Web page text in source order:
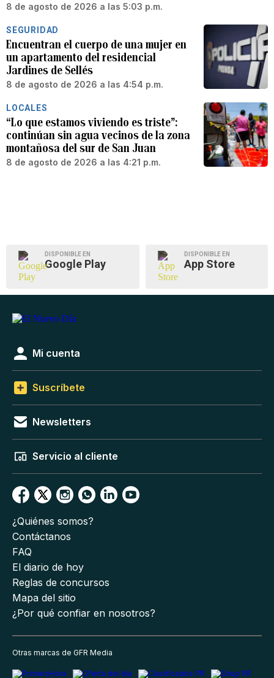
8 de agosto de 2026 a las 5:03 p.m.
SEGURIDAD
Encuentran el cuerpo de una mujer en
un apartamento del residencial
Jardines de Sellés
8 de agosto de 2026 a las 4:54 p.m.
LOCALES
“Lo que estamos viviendo es triste”:
continúan sin agua vecinos de la zona
montañosa del sur de San Juan
8 de agosto de 2026 a las 4:21 p.m.
DISPONIBLE EN
Google Play
DISPONIBLE EN
App Store
Mi cuenta
Suscríbete
Newsletters
Servicio al cliente
¿Quiénes somos?
Contáctanos
FAQ
El diario de hoy
Reglas de concursos
Mapa del sitio
¿Por qué confiar en nosotros?
Otras marcas de GFR Media